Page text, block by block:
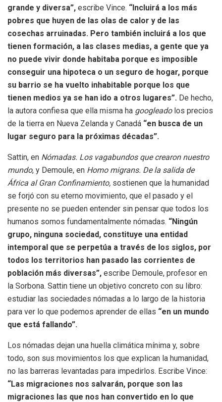
grande y diversa”, escribe Vince. “Incluirá a los más
pobres que huyen de las olas de calor y de las
cosechas arruinadas. Pero también incluirá a los que
tienen formación, a las clases medias, a gente que ya
no puede vivir donde habitaba porque es imposible
conseguir una hipoteca o un seguro de hogar, porque
su barrio se ha vuelto inhabitable porque los que
tienen medios ya se han ido a otros lugares”. De hecho,
la autora confiesa que ella misma ha googleadolos precios
de la tierra en Nueva Zelanda y Canadá “en busca de un
lugar seguro para la próximas décadas”.
Sattin, en Nómadas. Los vagabundos que crearon nuestro
mundo, y Demoule, en Homo migrans. De la salida de
África al Gran Confinamiento, sostienen que la humanidad
se forjó con su eterno movimiento, que el pasado y el
presente no se pueden entender sin pensar que todos los
humanos somos fundamentalmente nómadas. “Ningún
grupo, ninguna sociedad, constituye una entidad
intemporal que se perpetúa a través de los siglos, por
todos los territorios han pasado las corrientes de
población más diversas”, escribe Demoule, profesor en
la Sorbona. Sattin tiene un objetivo concreto con su libro:
estudiar las sociedades nómadas a lo largo de la historia
para ver lo que podemos aprender de ellas “en un mundo
que está fallando”.
Los nómadas dejan una huella climática mínima y, sobre
todo, son sus movimientos los que explican la humanidad,
no las barreras levantadas para impedirlos. Escribe Vince:
“Las migraciones nos salvarán, porque son las
migraciones las que nos han convertido en lo que